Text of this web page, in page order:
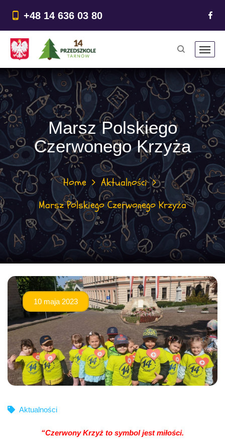
treści
+48 14 636 03 80
Marsz Polskiego
Czerwonego Krzyża
Home
Aktualności
Marsz Polskiego Czerwonego Krzyża
10 maja 2023
Aktualności
“Czerwony Krzyż to symbol jest miłości.